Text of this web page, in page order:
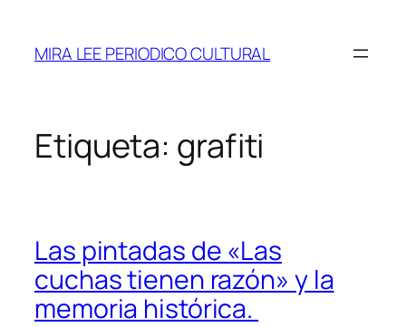
contenido
MIRA LEE PERIODICO CULTURAL
Etiqueta: grafiti
Las pintadas de «Las
cuchas tienen razón» y la
memoria histórica.